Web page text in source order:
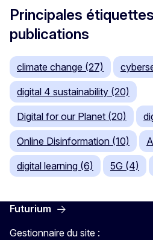
Principales
publications
climate change (27)
digital 4 sustainability (20)
Digital for our Planet (20)
Online Disinformation (10)
digital learning (6) 5G (4)
Futurium
Gestionnaire du site :